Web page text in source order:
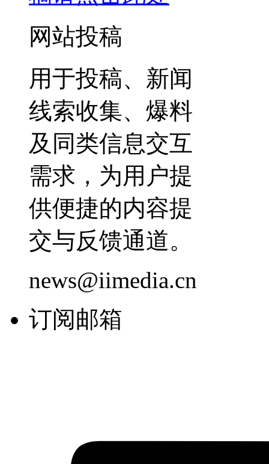
网站投稿
用于投稿、新闻
线索收集、爆料
及同类信息交互
需求，为用户提
供便捷的内容提
交与反馈通道。
news@iimedia.cn
订阅邮箱